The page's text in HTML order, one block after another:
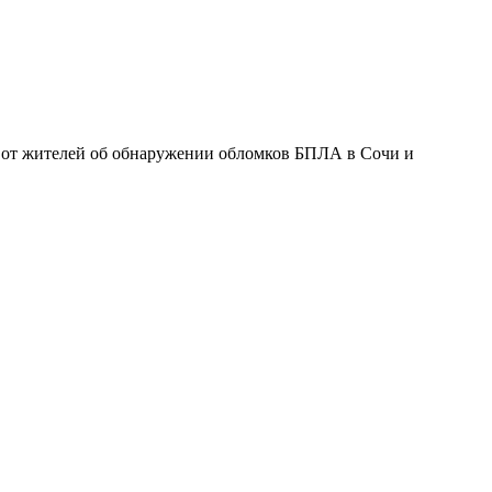
от жителей об обнаружении обломков БПЛА в Сочи и